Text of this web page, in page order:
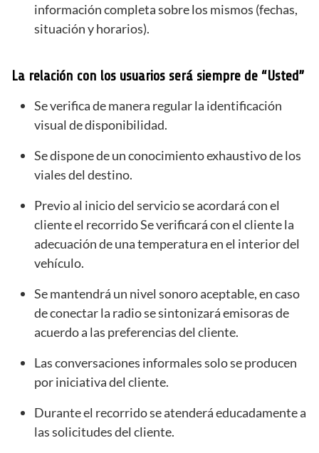
información completa sobre los mismos (fechas,
situación y horarios).
La relación con los usuarios será siempre de “Usted”
Se verifica de manera regular la identificación
visual de disponibilidad.
Se dispone de un conocimiento exhaustivo de los
viales del destino.
Previo al inicio del servicio se acordará con el
cliente el recorrido Se verificará con el cliente la
adecuación de una temperatura en el interior del
vehículo.
Se mantendrá un nivel sonoro aceptable, en caso
de conectar la radio se sintonizará emisoras de
acuerdo a las preferencias del cliente.
Las conversaciones informales solo se producen
por iniciativa del cliente.
Durante el recorrido se atenderá educadamente a
las solicitudes del cliente.